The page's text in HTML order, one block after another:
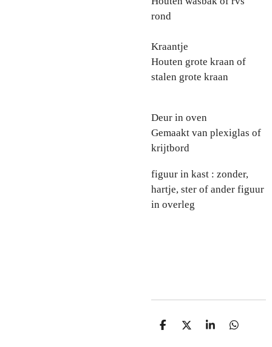
rond
Kraantje
Houten grote kraan of
stalen grote kraan
Deur in oven
Gemaakt van plexiglas of
krijtbord
figuur in kast : zonder,
hartje, ster of ander figuur
in overleg
D
D
S
D